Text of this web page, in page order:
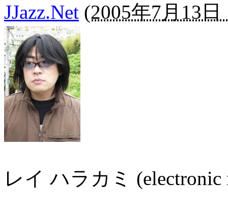
JJazz.Net (2005年7月13日
レイ ハラカミ (electronic